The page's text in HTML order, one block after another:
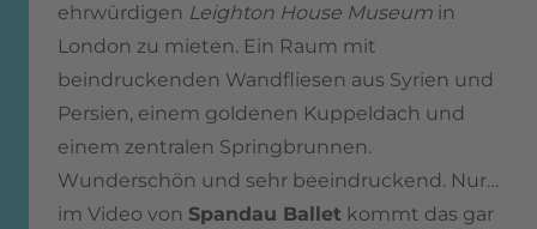
ehrwürdigen Leighton House Museum in
London zu mieten. Ein Raum mit
beindruckenden Wandfliesen aus Syrien und
Persien, einem goldenen Kuppeldach und
einem zentralen Springbrunnen.
Wunderschön und sehr beeindruckend. Nur…
im Video von Spandau Ballet kommt das gar